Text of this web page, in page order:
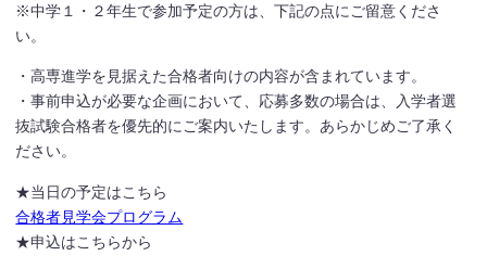
※中学１・２年生で参加予定の方は、下記の点にご留意くださ
い。
・高専進学を見据えた合格者向けの内容が含まれています。
・事前申込が必要な企画において、応募多数の場合は、入学者選
抜試験合格者を優先的にご案内いたします。あらかじめご了承く
ださい。
★当日の予定はこちら
合格者見学会プログラム
★申込はこちらから